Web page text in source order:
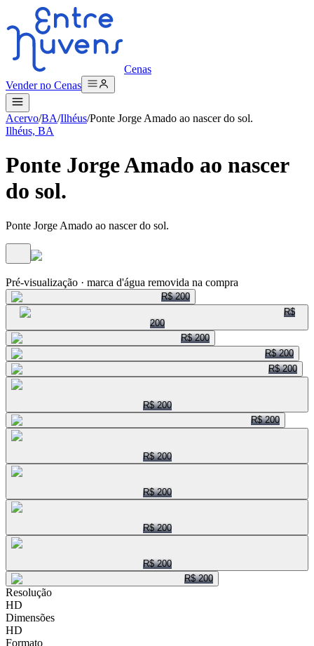
Cenas
Vender no Cenas
Acervo/BA/Ilhéus/Ponte Jorge Amado ao nascer do sol.
Ilhéus, BA
Ponte Jorge Amado ao nascer
do sol.
Ponte Jorge Amado ao nascer do sol.
Pré-visualização · marca d'água removida na compra
R$ 200
R$
200
R$ 200
R$ 200
R$ 200
R$ 200
R$ 200
R$ 200
R$ 200
R$ 200
R$ 200
R$ 200
Resolução
HD
Dimensões
HD
Formato